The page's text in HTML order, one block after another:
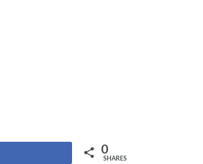
0
SHARES